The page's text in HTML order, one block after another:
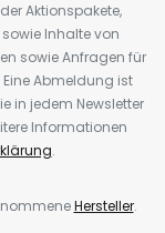
Aktionspakete,
Inhalte von
sowie Anfragen für
Abmeldung ist
in jedem Newsletter
Informationen
.
Hersteller.